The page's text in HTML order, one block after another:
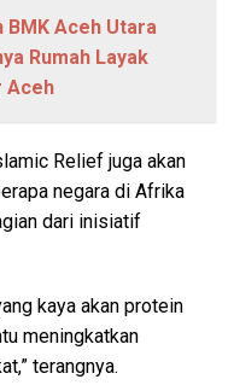
BMK Aceh Utara
Rumah Layak
Aceh
Relief juga akan
negara di Afrika
dari inisiatif
kaya akan protein
meningkatkan
terangnya.